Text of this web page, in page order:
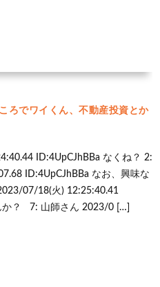
ろでワイくん、不動産投資とか
ID:4UpCJhBBa なくね？ 2:
ID:4UpCJhBBa なお、興味な
07/18(火) 12:25:40.41
か？ 7: 山師さん 2023/0 […]